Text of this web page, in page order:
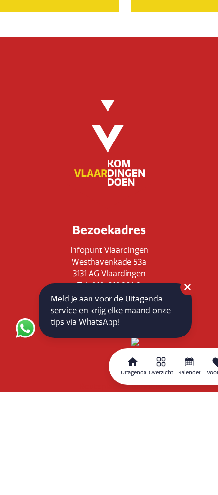
Uitagenda Overzicht Kalender
Bezoekadres
Infopunt Vlaardingen
Westhavenkade 53a
3131 AG Vlaardingen
Tel: 010-3100840
E-mail: info@vlaardingenpartners.nl
KvK: 71555544
BTW : NL858760939B01
Routeplanner
Meld je aan voor de Uitagenda
service en krijg elke maand onze
tips via WhatsApp!